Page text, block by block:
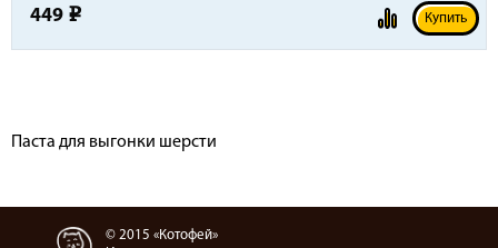
449 e Купить
Паста для выгонки шерсти
© 2015 «Котофей»